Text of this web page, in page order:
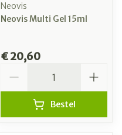
Neovis
Neovis Multi Gel 15ml
€ 20,60
Bestel